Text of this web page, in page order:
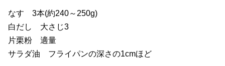
なす 3本(約240～250g)
白だし 大さじ3
片栗粉 適量
サラダ油 フライパンの深さの1cmほど